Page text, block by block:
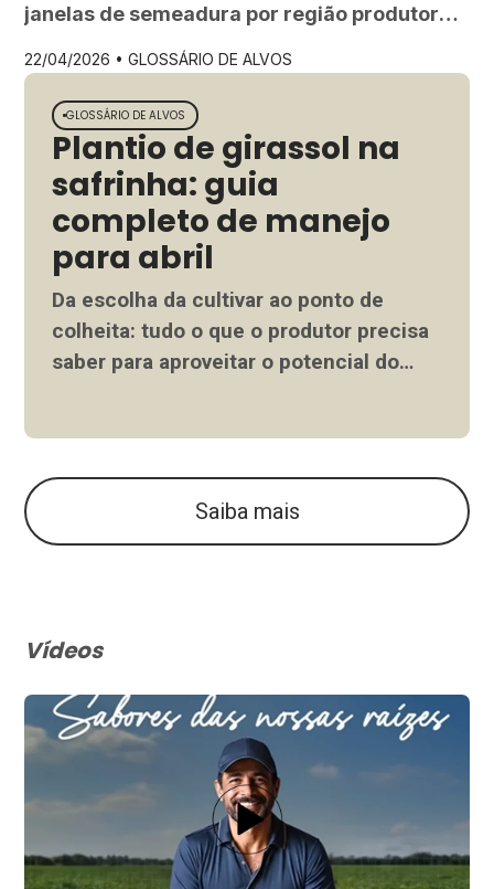
lavoura das geadas
janelas de semeadura por região produtora e
no cultivo de trigo.
22/04/2026 •GLOSSÁRIO DE ALVOS
GLOSSÁRIO DE ALVOS
Plantio de girassol na
safrinha: guia
completo de manejo
para abril
Da escolha da cultivar ao ponto de
colheita: tudo o que o produtor precisa
saber para aproveitar o potencial do
Saiba mais
Vídeos